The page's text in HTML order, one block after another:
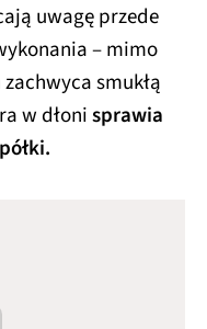
uwagę przede
– mimo
smukłą
w dłonisprawia